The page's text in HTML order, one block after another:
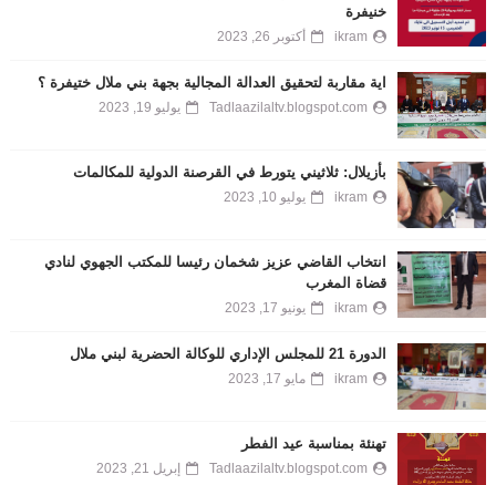
خنيفرة
ikram أكتوبر 26, 2023
اية مقاربة لتحقيق العدالة المجالية بجهة بني ملال ختيفرة ؟
Tadlaazilaltv.blogspot.com يوليو 19, 2023
بأزيلال: ثلاثيني يتورط في القرصنة الدولية للمكالمات
ikram يوليو 10, 2023
انتخاب القاضي عزيز شخمان رئيسا للمكتب الجهوي لنادي
قضاة المغرب
ikram يونيو 17, 2023
الدورة 21 للمجلس الإداري للوكالة الحضرية لبني ملال
ikram مايو 17, 2023
تهنئة بمناسبة عيد الفطر
Tadlaazilaltv.blogspot.com إبريل 21, 2023